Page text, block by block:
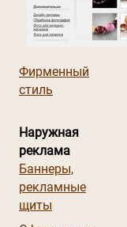
Фирменный
стиль
Наружная
реклама
Баннеры,
рекламные
щиты